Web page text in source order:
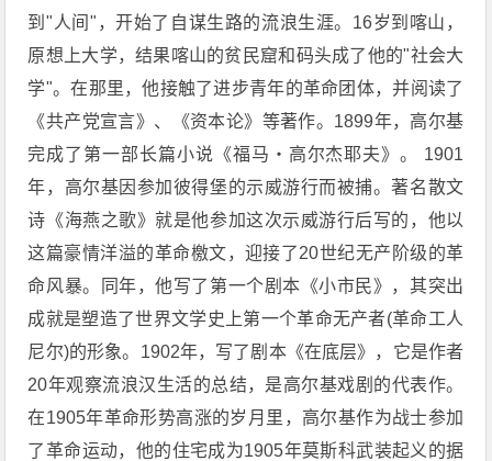
到"人间"，开始了自谋生路的流浪生涯。16岁到喀山，
原想上大学，结果喀山的贫民窟和码头成了他的"社会大
学"。在那里，他接触了进步青年的革命团体，并阅读了
《共产党宣言》、《资本论》等著作。1899年，高尔基
完成了第一部长篇小说《福马・高尔杰耶夫》。 1901
年，高尔基因参加彼得堡的示威游行而被捕。著名散文
诗《海燕之歌》就是他参加这次示威游行后写的，他以
这篇豪情洋溢的革命檄文，迎接了20世纪无产阶级的革
命风暴。同年，他写了第一个剧本《小市民》，其突出
成就是塑造了世界文学史上第一个革命无产者(革命工人
尼尔)的形象。1902年，写了剧本《在底层》，它是作者
20年观察流浪汉生活的总结，是高尔基戏剧的代表作。
在1905年革命形势高涨的岁月里，高尔基作为战士参加
了革命运动，他的住宅成为1905年莫斯科武装起义的据